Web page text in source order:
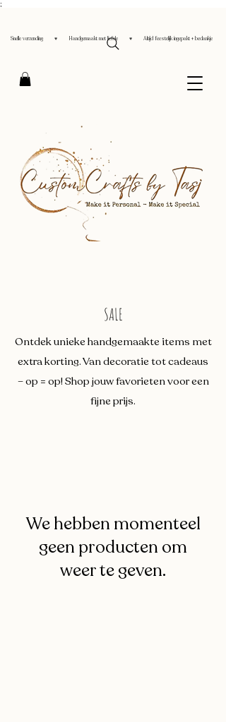
;
Snelle verzending ♥ Handgemaakt met liefde ♥ Altijd feestelijk ingepakt + bedankje
SALE
Ontdek unieke handgemaakte items met
extra korting. Van decoratie tot cadeaus
– op = op! Shop jouw favorieten voor een
fijne prijs.
We hebben momenteel
geen producten om
weer te geven.